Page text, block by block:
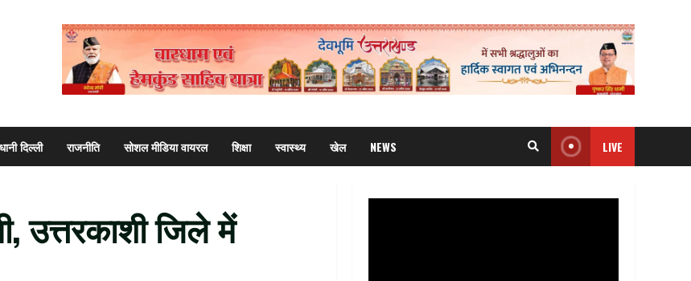
दिल्ली राजनीति सोशल मीडिया वायरल शिक्षा स्वास्थ्य खेल NEWS LIVE
उत्तरकाशी जिले में